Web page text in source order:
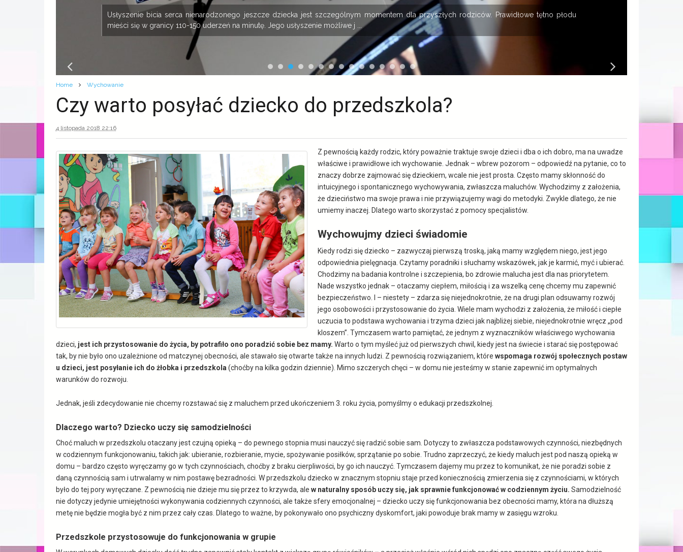
Usłyszenie bicia serca nienarodzonego jeszcze dziecka jest szczególnym momentem dla przyszłych rodziców. Prawidłowe tętno płodu
mieści się w granicy 110-150 uderzeń na minutę. Jego usłyszenie możliwe j ...
Home Wychowanie
Czy warto posyłać dziecko do przedszkola?
4 listopada 2018 22:16
Z pewnością każdy rodzic, który poważnie traktuje swoje dzieci i dba o ich dobro, ma na uwadze
właściwe i prawidłowe ich wychowanie. Jednak – wbrew pozorom – odpowiedź na pytanie, co to
znaczy dobrze zajmować się dzieckiem, wcale nie jest prosta. Często mamy skłonność do
intuicyjnego i spontanicznego wychowywania, zwłaszcza maluchów. Wychodzimy z założenia,
że dzieciństwo ma swoje prawa i nie przywiązujemy wagi do metodyki. Zwykle dlatego, że nie
umiemy inaczej. Dlatego warto skorzystać z pomocy specjalistów.
Wychowujmy dzieci świadomie
Kiedy rodzi się dziecko – zazwyczaj pierwszą troską, jaką mamy względem niego, jest jego
odpowiednia pielęgnacja. Czytamy poradniki i słuchamy wskazówek, jak je karmić, myć i ubierać.
Chodzimy na badania kontrolne i szczepienia, bo zdrowie malucha jest dla nas priorytetem.
Nade wszystko jednak – otaczamy ciepłem, miłością i za wszelką cenę chcemy mu zapewnić
bezpieczeństwo. I – niestety – zdarza się niejednokrotnie, że na drugi plan odsuwamy rozwój
jego osobowości i przystosowanie do życia. Wiele mam wychodzi z założenia, że miłość i ciepłe
uczucia to podstawa wychowania i trzyma dzieci jak najbliżej siebie, niejednokrotnie wręcz „pod
kloszem”. Tymczasem warto pamiętać, że jednym z wyznaczników właściwego wychowania
dzieci, jest ich przystosowanie do życia, by potrafiło ono poradzić sobie bez mamy. Warto o tym myśleć już od pierwszych chwil, kiedy jest na świecie i starać się postępować
tak, by nie było ono uzależnione od matczynej obecności, ale stawało się otwarte także na innych ludzi. Z pewnością rozwiązaniem, które wspomaga rozwój społecznych postaw
u dzieci, jest posyłanie ich do żłobka i przedszkola(choćby na kilka godzin dziennie). Mimo szczerych chęci – w domu nie jesteśmy w stanie zapewnić im optymalnych
warunków do rozwoju.
Jednak, jeśli zdecydowanie nie chcemy rozstawać się z maluchem przed ukończeniem 3. roku życia, pomyślmy o edukacji przedszkolnej.
Dlaczego warto? Dziecko uczy się samodzielności
Choć maluch w przedszkolu otaczany jest czujną opieką – do pewnego stopnia musi nauczyć się radzić sobie sam. Dotyczy to zwłaszcza podstawowych czynności, niezbędnych
w codziennym funkcjonowaniu, takich jak: ubieranie, rozbieranie, mycie, spożywanie posiłków, sprzątanie po sobie. Trudno zaprzeczyć, że kiedy maluch jest pod naszą opieką w
domu – bardzo często wyręczamy go w tych czynnościach, choćby z braku cierpliwości, by go ich nauczyć. Tymczasem dajemy mu przez to komunikat, że nie poradzi sobie z
daną czynnością sam i utrwalamy w nim postawę bezradności. W przedszkolu dziecko w znacznym stopniu staje przed koniecznością zmierzenia się z czynnościami, w których
było do tej pory wyręczane. Z pewnością nie dzieje mu się przez to krzywda, ale w naturalny sposób uczy się, jak sprawnie funkcjonować w codziennym życiu. Samodzielność
nie dotyczy jedynie umiejętności wykonywania codziennych czynności, ale także sfery emocjonalnej – dziecko uczy się funkcjonowania bez obecności mamy, która na dłuższą
metę nie będzie mogła być z nim przez cały czas. Dlatego to ważne, by pokonywało ono psychiczny dyskomfort, jaki powoduje brak mamy w zasięgu wzroku.
Przedszkole przystosowuje do funkcjonowania w grupie